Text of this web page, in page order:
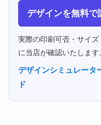
デザインを無料で
実際の印刷可否・サイ
に当店が確認いたします
デザインシミュレータ
ド